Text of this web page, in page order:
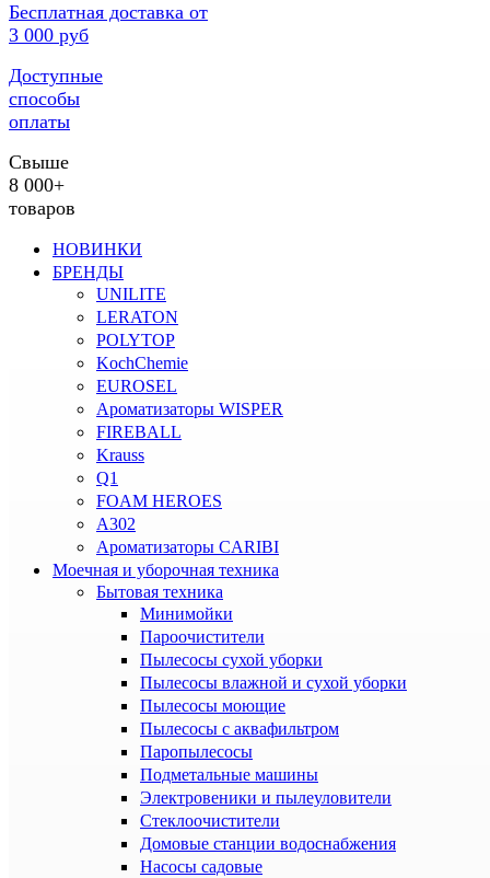
Бесплатная доставка от
3 000 руб
Доступные
способы
оплаты
Свыше
8 000+
товаров
НОВИНКИ
БРЕНДЫ
UNILITE
LERATON
POLYTOP
KochChemie
EUROSEL
Ароматизаторы WISPER
FIREBALL
Krauss
Q1
FOAM HEROES
A302
Ароматизаторы CARIBI
Моечная и уборочная техника
Бытовая техника
Минимойки
Пароочистители
Пылесосы сухой уборки
Пылесосы влажной и сухой уборки
Пылесосы моющие
Пылесосы с аквафильтром
Паропылесосы
Подметальные машины
Электровеники и пылеуловители
Стеклоочистители
Домовые станции водоснабжения
Насосы садовые